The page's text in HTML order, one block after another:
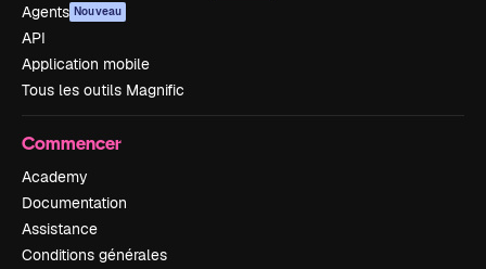
Agents Nouveau
API
Application mobile
Tous les outils Magnific
Commencer
Academy
Documentation
Assistance
Conditions générales